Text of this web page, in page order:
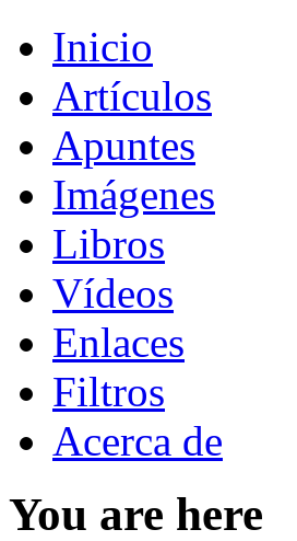
Inicio
Artículos
Apuntes
Imágenes
Libros
Vídeos
Enlaces
Filtros
Acerca de
You are here